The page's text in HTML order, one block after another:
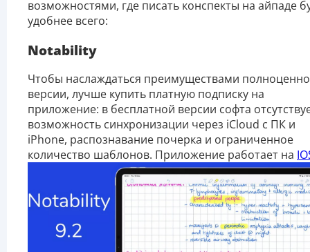
возможностями, где писать конспекты на айпаде
удобнее всего:
Notability
Чтобы наслаждаться преимуществами
версии, лучше купить платную подписку на
приложение: в бесплатной версии софта
возможность синхронизации через iCloud с ПК и
iPhone, распознавание почерка и ограниченное
количество шаблонов. Приложение работает на